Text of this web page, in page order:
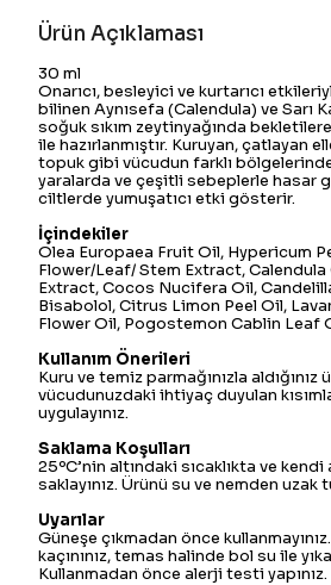
Ürün Açıklaması
30 ml
Onarıcı, besleyici ve kurtarıcı
bilinen Aynısefa (Calendula) ve Sarı
soğuk sıkım zeytinyağında
ile hazırlanmıştır. Kuruyan, çatlayan
topuk gibi vücudun farklı
yaralarda ve çeşitli sebeplerle hasar
ciltlerde yumuşatıcı etki gösterir.
İçindekiler
Olea Europaea Fruit Oil, Hypericum
Flower/Leaf/ Stem Extract,
Extract, Cocos Nucifera Oil,
Bisabolol, Citrus Limon Peel Oil,
Flower Oil, Pogostemon Cablin Leaf
Kullanım Önerileri
Kuru ve temiz parmağınızla aldığınız
vücudunuzdaki ihtiyaç duyulan
uygulayınız.
Saklama Koşulları
25ºC’nin altındaki sıcaklıkta ve kendi
saklayınız. Ürünü su ve nemden uzak
Uyarılar
Güneşe çıkmadan önce
kaçınınız, temas halinde bol su ile
Kullanmadan önce alerji testi yapınız.